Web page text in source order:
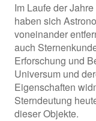
Im Laufe der
haben sich
voneinander
auch
Erforschung und
Universum und
Eigenschaften
Sterndeutung
dieser Objekte.